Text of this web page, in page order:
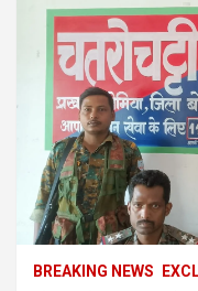
BREAKING NEWS